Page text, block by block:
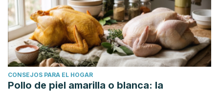
CONSEJOS PARA EL HOGAR
Pollo de piel amarilla o blanca: la